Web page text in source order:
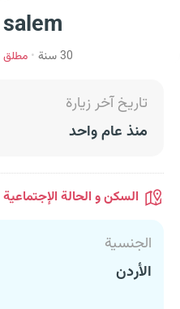
30 سنة مطلق
تاريخ آخر زيارة
منذ عام واحد
السكن و الحالة الإجتماعية
الجنسية
الأردن